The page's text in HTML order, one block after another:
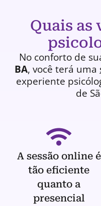
Quais as
No conforto de
BA, você terá uma
experiente
de
A sessão online é
tão eficiente
quanto a
presencial